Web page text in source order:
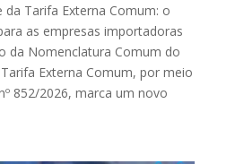
da Tarifa Externa Comum: o
as empresas importadoras
da Nomenclatura Comum do
Externa Comum, por meio
852/2026, marca um novo